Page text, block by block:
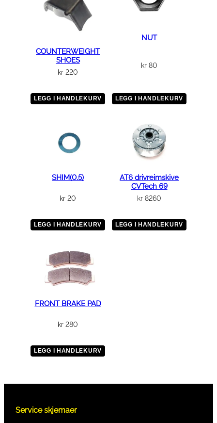
COUNTERWEIGHT
SHOES
kr 220
LEGG I HANDLEKURV
NUT
kr 80
LEGG I HANDLEKURV
SHIM(0.5)
kr 20
LEGG I HANDLEKURV
AT6 drivreimskive
CVTech 69
kr 8260
LEGG I HANDLEKURV
FRONT BRAKE PAD
kr 280
LEGG I HANDLEKURV
Service skjemaer